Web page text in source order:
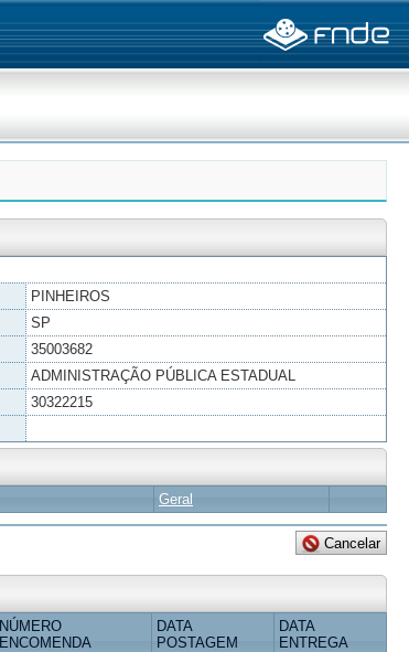
PINHEIROS
SP
35003682
ADMINISTRAÇÃO PÚBLICA ESTADUAL
30322215
Geral
NÚMERO
ENCOMENDA
DATA
POSTAGEM
DATA
ENTREGA